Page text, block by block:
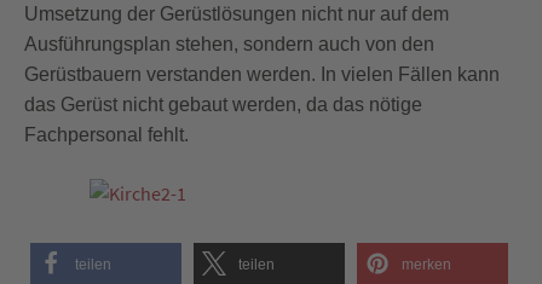
Umsetzung der Gerüstlösungen nicht nur auf dem
Ausführungsplan stehen, sondern auch von den
Gerüstbauern verstanden werden. In vielen Fällen kann
das Gerüst nicht gebaut werden, da das nötige
Fachpersonal fehlt.
teilen teilen merken